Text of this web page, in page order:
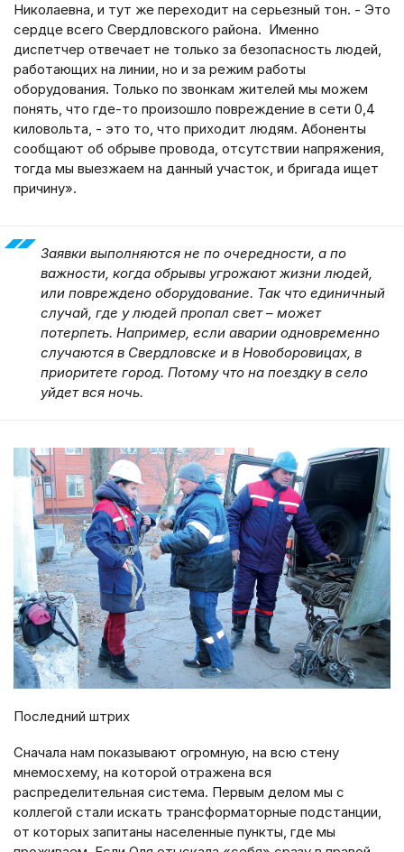
Николаевна, и тут же переходит на серьезный тон. - Это
сердце всего Свердловского района. Именно
диспетчер отвечает не только за безопасность людей,
работающих на линии, но и за режим работы
оборудования. Только по звонкам жителей мы можем
понять, что где-то произошло повреждение в сети 0,4
киловольта, - это то, что приходит людям. Абоненты
сообщают об обрыве провода, отсутствии напряжения,
тогда мы выезжаем на данный участок, и бригада ищет
причину».
Заявки выполняются не по очередности, а по
важности, когда обрывы угрожают жизни людей,
или повреждено оборудование. Так что единичный
случай, где у людей пропал свет – может
потерпеть. Например, если аварии одновременно
случаются в Свердловске и в Новоборовицах, в
приоритете город. Потому что на поездку в село
уйдет вся ночь.
Последний штрих
Сначала нам показывают огромную, на всю стену
мнемосхему, на которой отражена вся
распределительная система. Первым делом мы с
коллегой стали искать трансформаторные подстанции,
от которых запитаны населенные пункты, где мы